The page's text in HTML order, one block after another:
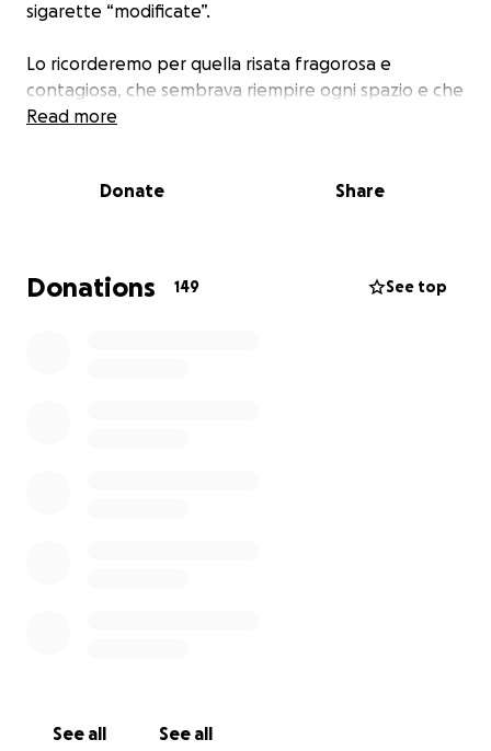
sigarette “modificate”.
Lo ricorderemo per quella risata fragorosa e
contagiosa, che sembrava riempire ogni spazio e che
si sentiva anche a chilometri di distanza. Se sei stato
mai indifferente: ti arricchiva, ti dava forza, ti faceva
Questa raccolta nasce per sostenere le spese del
funerale. La famiglia sarà grata per ogni gesto,
Read more
Donate Share
Donations 149 See top
See all See all